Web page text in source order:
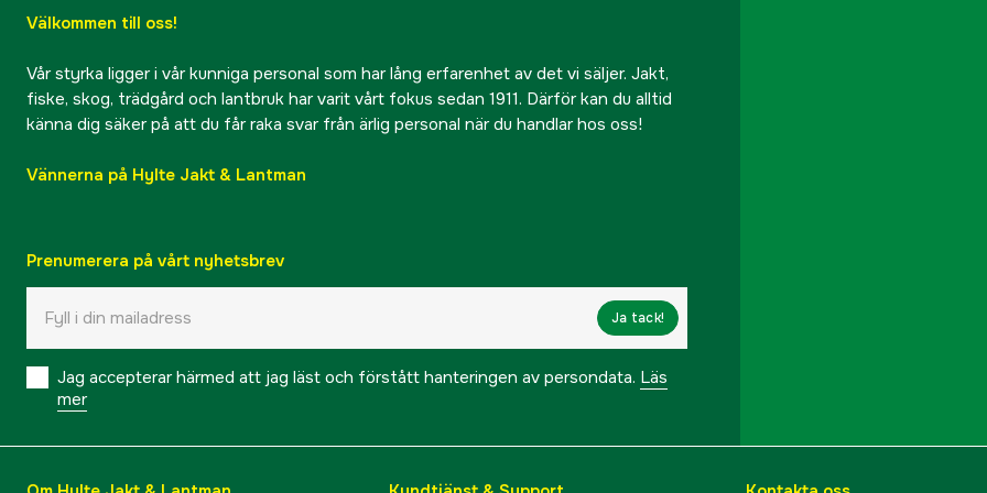
Välkommen till oss!
Vår styrka ligger i vår kunniga personal som har lång erfarenhet av det vi säljer. Jakt,
fiske, skog, trädgård och lantbruk har varit vårt fokus sedan 1911. Därför kan du alltid
känna dig säker på att du får raka svar från ärlig personal när du handlar hos oss!
Vännerna på Hylte Jakt & Lantman
Prenumerera på vårt nyhetsbrev
Ja tack!
Jag accepterar härmed att jag läst och förstått hanteringen av persondata. Läs
mer